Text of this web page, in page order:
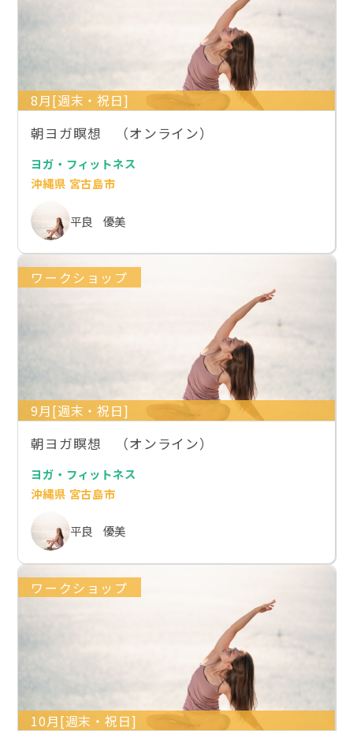
8月[週末・祝日]
朝ヨガ瞑想 （オンライン）
ヨガ・フィットネス
沖縄県 宮古島市
平良 優美
ワークショップ
9月[週末・祝日]
朝ヨガ瞑想 （オンライン）
ヨガ・フィットネス
沖縄県 宮古島市
平良 優美
ワークショップ
10月[週末・祝日]